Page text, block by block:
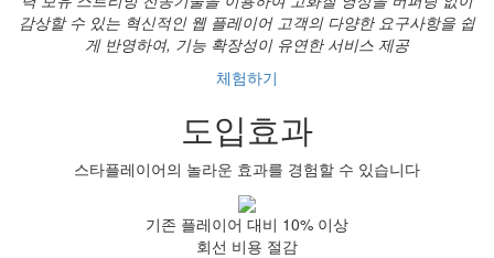
감상할 수 있는 혁신적인 웹 플레이어 고객의 다양한 요구사항을 쉽
게 반영하여, 기능 확장성이 유연한 서비스 제공
체험하기
도입효과
스타플레이어의 놀라운 효과를 경험할 수 있습니다
기존 플레이어 대비 10% 이상
회선 비용 절감